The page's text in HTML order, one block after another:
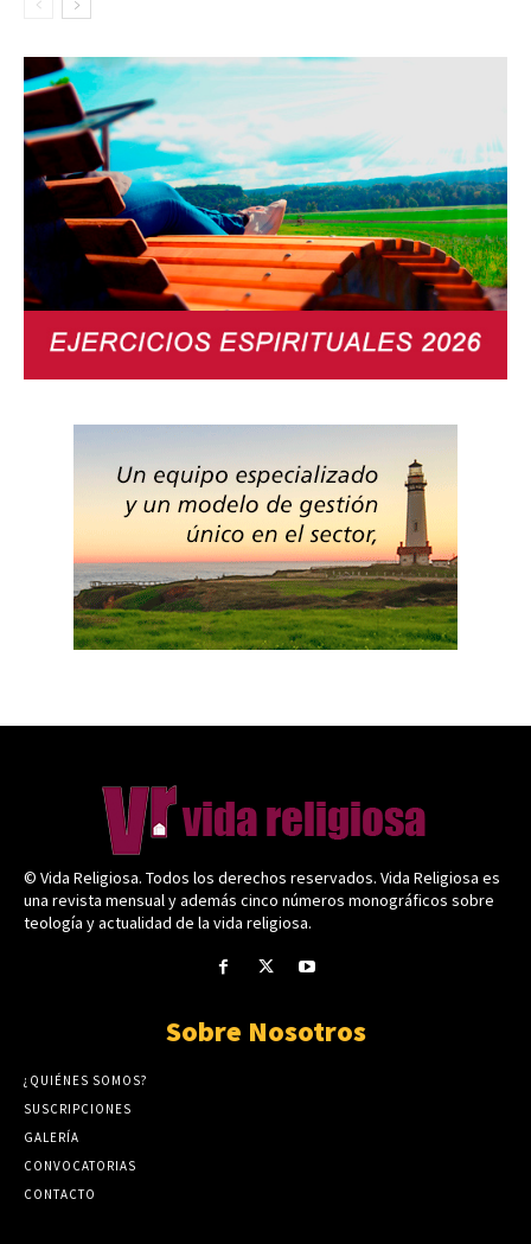
© Vida Religiosa. Todos los derechos reservados. Vida Religiosa es
una revista mensual y además cinco números monográficos sobre
teología y actualidad de la vida religiosa.
Sobre Nosotros
¿QUIÉNES SOMOS?
SUSCRIPCIONES
GALERÍA
CONVOCATORIAS
CONTACTO